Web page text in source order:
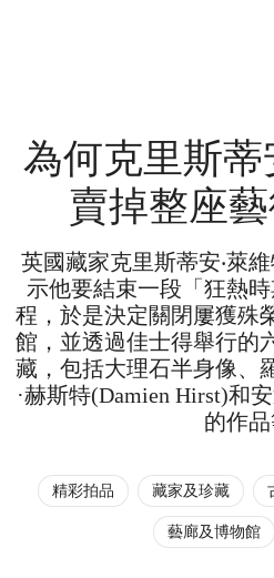
為何克里斯蒂
賣掉整座
英國藏家克里斯蒂安‧萊
示他要結束一段「狂熱
程，於是決定關閉屢獲殊
館，並透過佳士得舉行的
藏，包括大理石半身像、
·赫斯特(Damien Hirst)和
的作
精彩拍品 藏家及珍藏
藝廊及博物館